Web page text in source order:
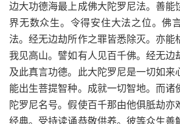
边大功德海最上成佛大陀罗尼法。善能
界无数众生。令得安住大法之位。佛
法。经无边劫所作之罪皆悉除灭。亦能
我见高山。譬如有人见百千佛。经无边
及此真言功德。此大陀罗尼是一切如来
能出生菩提智种。成就一切智地。而诸
陀罗尼名号。假使百千那由他俱胝劫亦
经典。受持读诵恭敬供养。彼等众生善